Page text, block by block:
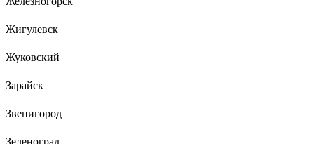
Жигулевск
Жуковский
Зарайск
Звенигород
Зеленоград